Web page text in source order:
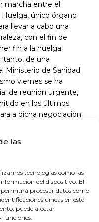
las
tecnologías como las
del dispositivo. El
procesar datos como
únicas en este
puede afectar
funciones.
marcha entre el
único órgano
llevar a cabo una
con el fin de
fin a la huelga.
tanto, de una
Ministerio de Sanidad
viernes se ha
de reunión urgente,
en los últimos
a dicha negociación.
con el
interrupción es
éste, y reitera que el
las
médico trasladadas
documentos a lo
de Huelga insta
que más allá de